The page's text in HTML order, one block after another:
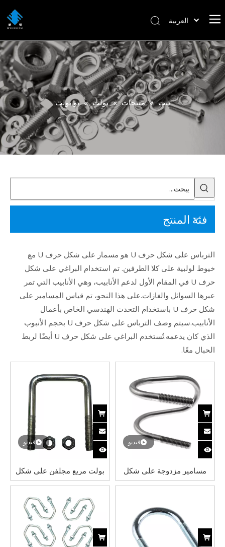
العربية
हिन्दी
Italiano
Deutsch
Português
Español
Pусский
English
بيت » منتجات » بولت » يو بولت
فئة المنتج
الترباس على شكل حرف U هو مسمار على شكل حرف U مع
خيوط لولبية على كلا الطرفين. تم استخدام البراغي على شكل
حرف U في المقام الأول لدعم الأنابيب، وهي الأنابيب التي تمر
عبرها السوائل والغازات.على هذا النحو، تم قياس المسامير على
شكل حرف U باستخدام التحدث الهندسي الخاص بأعمال
الأنابيب.سيتم وصف الترباس على شكل حرف U بحجم الأنبوب
الذي كان يدعمه.تُستخدم البراغي على شكل حرف U أيضًا لربط
الحبال معًا.
فيديو
مسامير مزدوجة على شكل
حرف U 304 من الفولاذ
فيديو
بولت مربع مجلفن على شكل
حرف U